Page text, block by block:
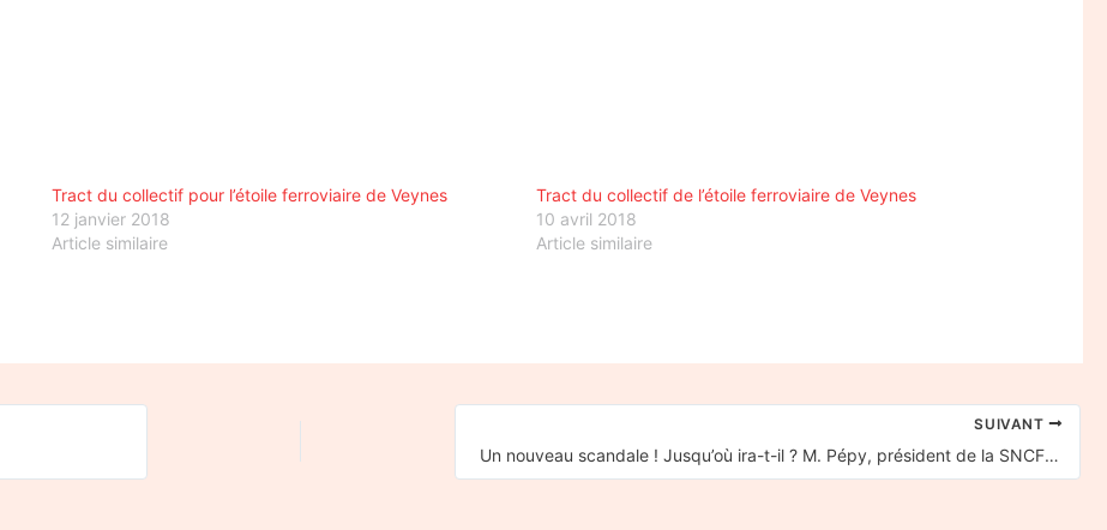
Tract du collectif pour l’étoile ferroviaire de Veynes
12 janvier 2018
Article similaire
Tract du collectif de l’étoile ferroviaire de Veynes
10 avril 2018
Article similaire
SUIVANT
Un nouveau scandale ! Jusqu’où ira-t-il ? M. Pépy, président de la SNCF et fossoyeur du train !